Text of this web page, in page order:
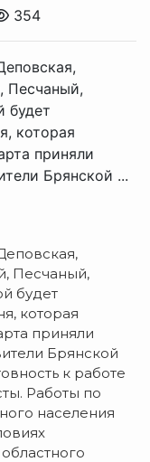
354
Песчаный,
будет
которая
приняли
Брянской ...
Песчаный,
будет
которая
приняли
Брянской
к работе
Работы по
населения